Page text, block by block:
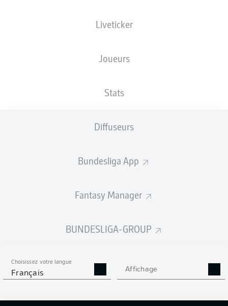
Liveticker
Joueurs
Stats
Diffuseurs
Bundesliga App
Fantasy Manager
BUNDESLIGA-GROUP
Choisissez votre langue
Français Affichage
STATS DE LA SAISON
2026/2027